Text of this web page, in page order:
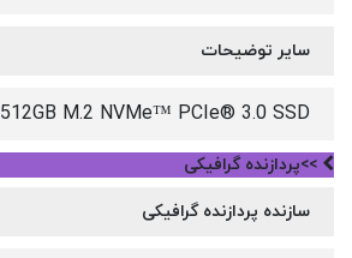
سایر توضیحات
512GB M.2 NVMe™ PCIe® 3.0 SSD
>>پردازنده گرافیکی
سازنده پردازنده گرافیکی